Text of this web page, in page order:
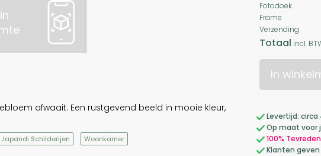
afwaait. Een rustgevend beeld in mooie kleur,
Japandi Schilderijen Woonkamer
Fotodoek
Frame
Verzending
Totaal incl.
In
Levertijd:
Op maat voor
100%
Klanten